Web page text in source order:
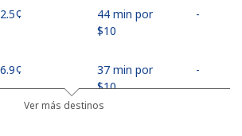
44 min por
⁦$10⁩
-
37 min por
⁦$10⁩
-
Ver más destinos